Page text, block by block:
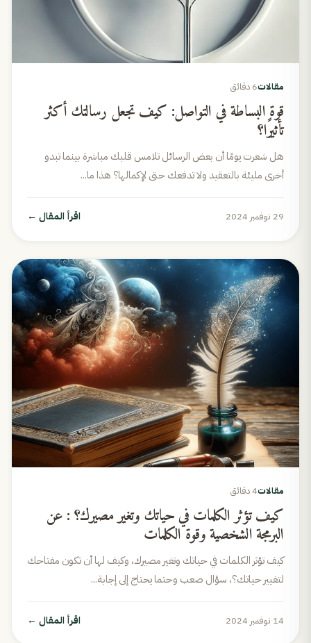
مقالات6 دقائق
قوة البساطة في التواصل: كيف تجعل رسالتك أكثر
تأثيرًا؟
هل شعرت يومًا أن بعض الرسائل تلامس قلبك مباشرة بينما تبدو
أخرى مليئة بالتعقيد ولا تدفعك حتى لإكمالها؟ هذا ما...
29 نوفمبر 2024 اقرأ المقال ←
مقالات4 دقائق
كيف تؤثر الكلمات في حياتك وتغير مصيرك؟ : عن
البرمجة الشخصية وقوة الكلمات
كيف تؤثر الكلمات في حياتك وتغير مصيرك، وكيف لها أن تكون مفتاحك
لتغيير حياتك؟، سؤال صعب وحتما يحتاج إلى إجابة...
14 نوفمبر 2024 اقرأ المقال ←